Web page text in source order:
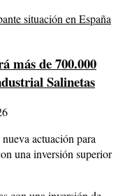
más de 700.000
Salinetas
actuación para
una inversión superior